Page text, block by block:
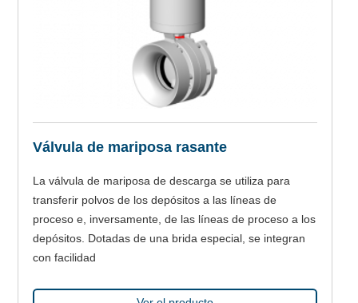
Válvula de mariposa rasante
La válvula de mariposa de descarga se utiliza para
transferir polvos de los depósitos a las líneas de
proceso e, inversamente, de las líneas de proceso a los
depósitos. Dotadas de una brida especial, se integran
con facilidad